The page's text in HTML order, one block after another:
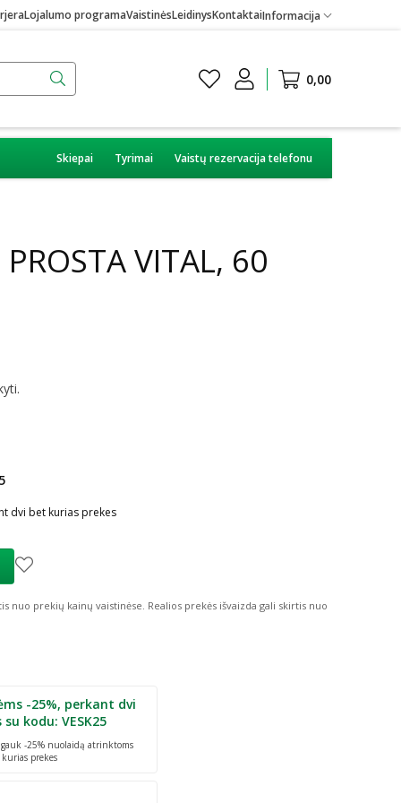
Lojalumo programaVaistinėsLeidinysKontaktaiInformacija
0,00
Skiepai Tyrimai Vaistų rezervacija telefonu
VITAL, 60
nuolaida
dvi bet kurias prekes
nuo prekių kainų vaistinėse. Realios prekės išvaizda gali skirtis nuo
-25%, perkant dvi
kodu: VESK25
-25% nuolaidą atrinktoms
prekes